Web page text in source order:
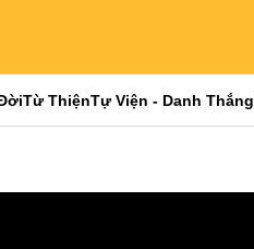
Từ ThiệnTự Viện - Danh Thắng